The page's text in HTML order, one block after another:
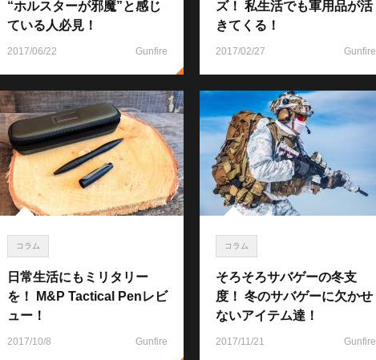
“ホルスターが邪魔”と感じ
ている人必見！
2017/06/22 Gunfire
ズ！ 私生活でも軍用品が活
きてくる！
2017/02/27 Gunfire
コラム
日常生活にもミリタリー
を！ M&P Tactical Penレビ
ュー！
2017/10/8 Gunfire
コラム
そろそろサバゲーの冬支
度！ 冬のサバゲーに欠かせ
ないアイテム達！
2017/11/21 Gunfire